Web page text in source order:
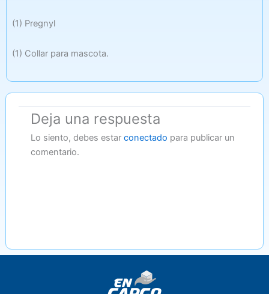
(1) Pregnyl
(1) Collar para mascota.
Deja una respuesta
Lo siento, debes estarconectado para publicar un
comentario.